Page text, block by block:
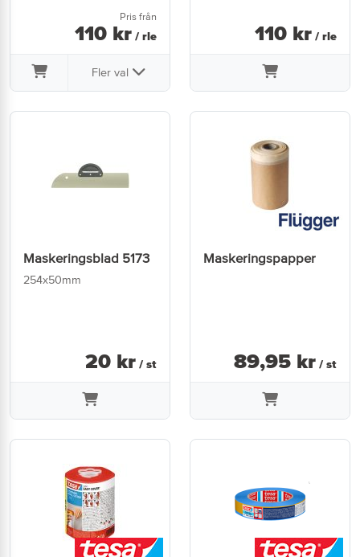
Pris från
110 kr / rle
Fler val
110 kr / rle
Maskeringsblad 5173
254x50mm
20 kr / st
Maskeringspapper
89,95 kr / st